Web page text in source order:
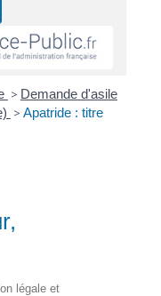
> Demande d'asile
> Apatride : titre
légale et